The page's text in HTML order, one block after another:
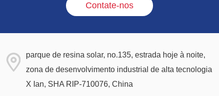
Contate-nos
parque de resina solar, no.135, estrada hoje à noite,
zona de desenvolvimento industrial de alta tecnologia
X Ian, SHA RIP-710076, China